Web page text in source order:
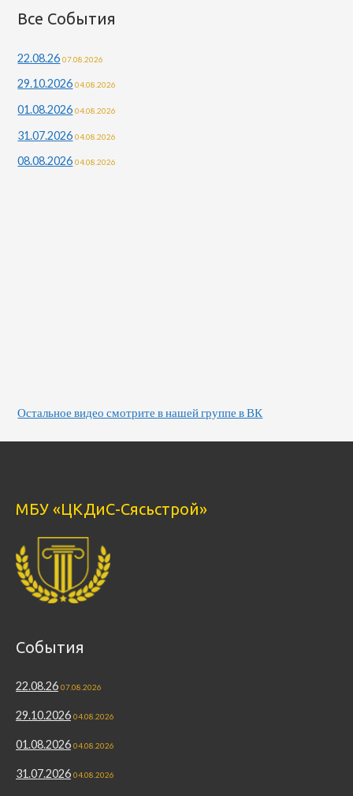
Все События
22.08.26 07.08.2026
29.10.2026 04.08.2026
01.08.2026 04.08.2026
31.07.2026 04.08.2026
08.08.2026 04.08.2026
Остальное видео смотрите в нашей группе в ВК
МБУ «ЦКДиС-Сясьстрой»
События
22.08.26 07.08.2026
29.10.2026 04.08.2026
01.08.2026 04.08.2026
31.07.2026 04.08.2026